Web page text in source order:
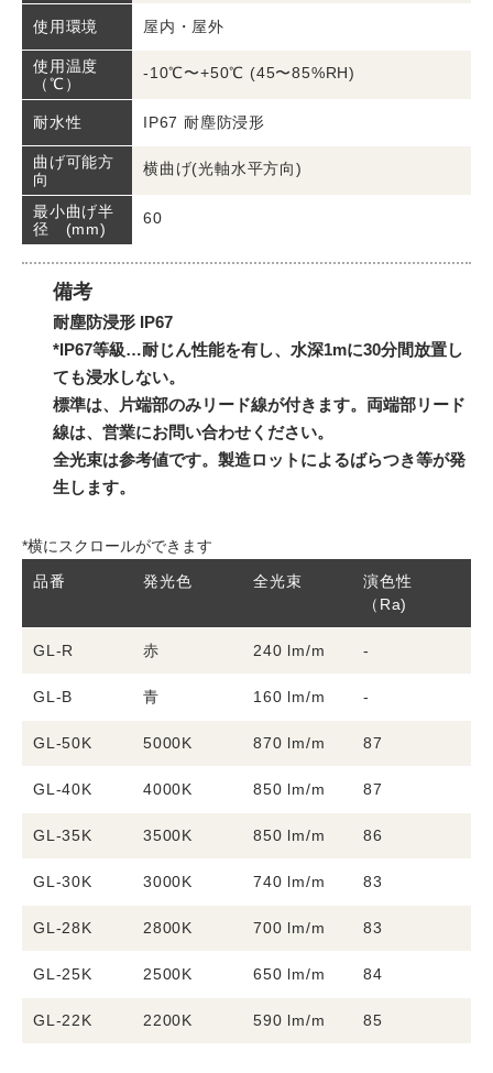
使用環境 屋内・屋外
使用温度
（℃）
-10℃〜+50℃ (45〜85%RH)
耐水性 IP67 耐塵防浸形
曲げ可能方
向
横曲げ(光軸水平方向)
最小曲げ半
径 (mm)
60
備考
耐塵防浸形 IP67
*IP67等級…耐じん性能を有し、水深1mに30分間放置し
ても浸水しない。
標準は、片端部のみリード線が付きます。両端部リード
線は、営業にお問い合わせください。
全光束は参考値です。製造ロットによるばらつき等が発
生します。
*横にスクロールができます
品番
発光色 全光束
演色性
（Ra)
GL-R 赤 240 lm/m -
GL-B 青 160 lm/m -
GL-50K 5000K 870 lm/m 87
GL-40K 4000K 850 lm/m 87
GL-35K 3500K 850 lm/m 86
GL-30K 3000K 740 lm/m 83
GL-28K 2800K 700 lm/m 83
GL-25K 2500K 650 lm/m 84
GL-22K 2200K 590 lm/m 85